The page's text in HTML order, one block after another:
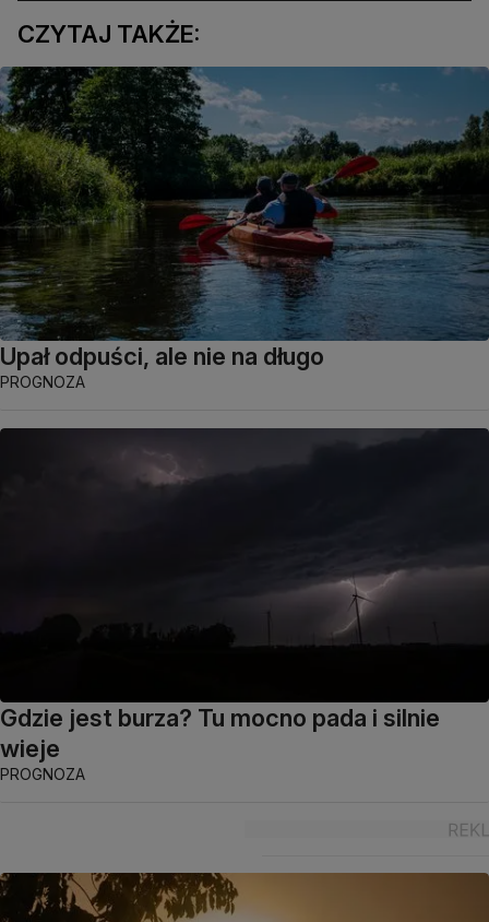
CZYTAJ TAKŻE:
Upał odpuści, ale nie na długo
PROGNOZA
Gdzie jest burza? Tu mocno pada i silnie
wieje
PROGNOZA